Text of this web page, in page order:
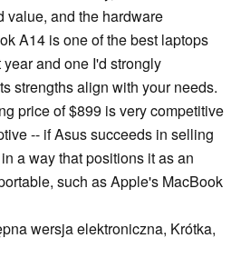
value, and the hardware
A14 is one of the best laptops
and one I'd strongly
strengths align with your needs.
price of $899 is very competitive
-- if Asus succeeds in selling
a way that positions it as an
such as Apple's MacBook
wersja elektroniczna, Krótka,